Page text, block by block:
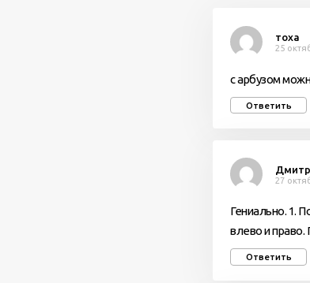
тоха
25
с арбузом
Ответить
27
Гениально. 1.
влево и право.
Ответить